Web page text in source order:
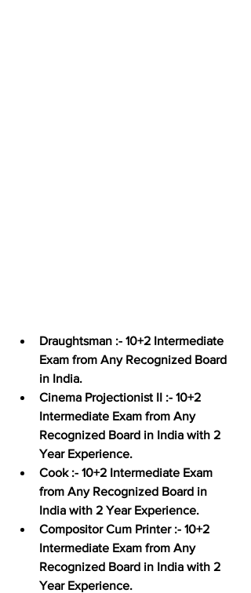
Draughtsman :- 10+2 Intermediate
Exam from Any Recognized Board
in India.
Cinema Projectionist II :- 10+2
Intermediate Exam from Any
Recognized Board in India with 2
Year Experience.
Cook :- 10+2 Intermediate Exam
from Any Recognized Board in
India with 2 Year Experience.
Compositor Cum Printer :- 10+2
Intermediate Exam from Any
Recognized Board in India with 2
Year Experience.